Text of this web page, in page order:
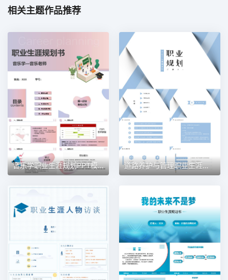
相关主题作品推荐
音乐学职业生涯规划PPT模板 道路养护与管理职业生涯规划PPT模板